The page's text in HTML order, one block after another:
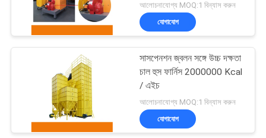
গোপনীয়তা
নীতি
শস্য ড্রায়ার ছড়িয়ে
13
আলোচনাযোগ্য MOQ:1 বিন্যাস করুন
যোগাযোগ
সাসপেনশন জ্বলন সঙ্গে উচ্চ দক্ষতা
চাল হুস ফার্নিস 2000000 Kcal
/ এইচ
আলোচনাযোগ্য MOQ:1 বিন্যাস করুন
যোগাযোগ